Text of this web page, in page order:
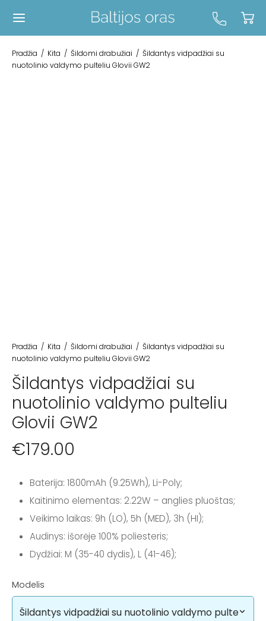
Pradžia / Kita / Šildomi drabužiai / Šildantys vidpadžiai su
nuotolinio valdymo pulteliu Glovii GW2
Pradžia / Kita / Šildomi drabužiai / Šildantys vidpadžiai su
nuotolinio valdymo pulteliu Glovii GW2
Šildantys vidpadžiai su
nuotolinio valdymo pulteliu
Glovii GW2
€179.00
Baterija: 1800mAh (9.25Wh), Li-Poly;
Kaitinimo elementas: 2.22W – anglies pluoštas;
Veikimo laikas: 9h (LO), 5h (MED), 3h (HI);
Audinys: išorėje 100% poliesteris;
Dydžiai: M (35-40 dydis), L (41-46);
Modelis